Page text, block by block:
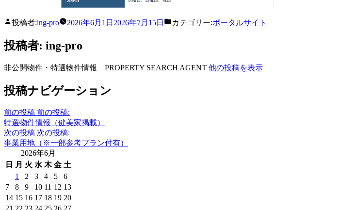
投稿者:ing-pro 2026年6月1日 2026年7月15日 カテゴリー:ポータルサイト
投稿者: ing-pro
非公開物件・特選物件情報 PROPERTY SEARCH AGENT 他の投稿を表示
投稿ナビゲーション
前の投稿 前の投稿:
特選物件情報（健美家掲載）
次の投稿 次の投稿:
事業用地（※一部参考プラン付有）
2026年6月
日 月 火 水 木 金 土
1
2 3 4 5
6
7
8 9 10 11 12 13
14 15 16 17 18 19 20